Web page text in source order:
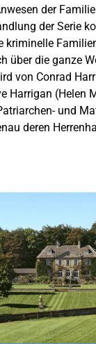
der
der Serie
kriminelle
über die ganze
von Conrad
Harrigan (Helen
und
deren